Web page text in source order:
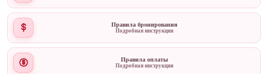
Правила бронирования
Подробная инструкция
Правила оплаты
Подробная инструкция